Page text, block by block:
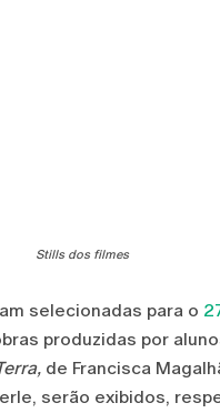
Stills dos filmes
selecionadas para o
produzidas por
de Francisca
serão exibidos,